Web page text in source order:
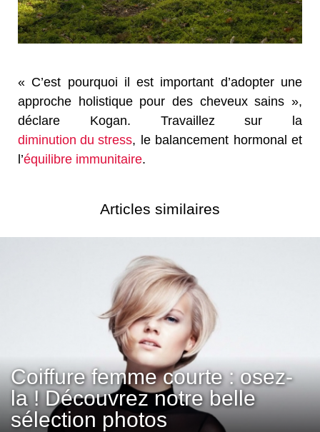
« C’est pourquoi il est important d’adopter une
approche holistique pour des cheveux sains »,
déclare Kogan. Travaillez sur la
diminution du stress, le balancement hormonal et
l’équilibre immunitaire.
Articles similaires
Coiffure femme courte : osez-
la ! Découvrez notre belle
sélection photos